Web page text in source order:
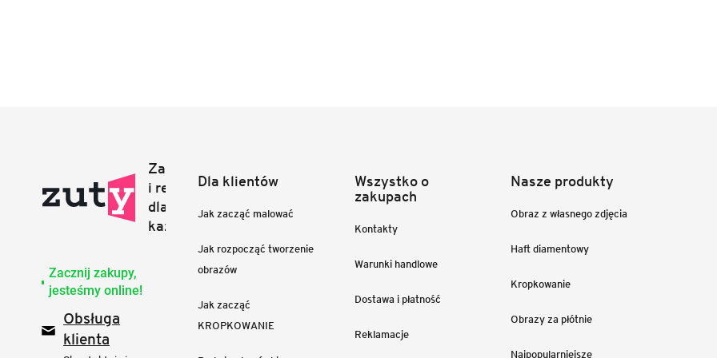
Zacznij zakupy,
jesteśmy online!
Obsługa
klienta
Dla klientów
Jak zacząć malować
Jak rozpocząć tworzenie
obrazów
Jak zacząć
KROPKOWANIE
Wszystko o
zakupach
Kontakty
Warunki handlowe
Dostawa i płatność
Reklamacje
Nasze produkty
Obraz z własnego zdjęcia
Haft diamentowy
Kropkowanie
Obrazy za płótnie
Najpopularniejsze